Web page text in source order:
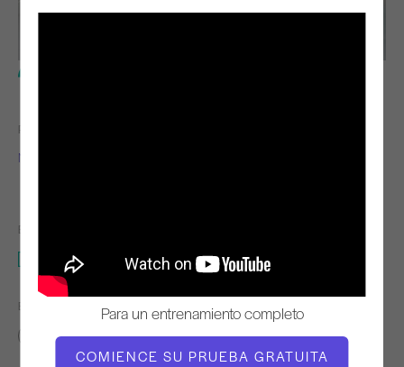
Para un entrenamiento completo
COMIENCE SU PRUEBA GRATUITA
PROFESOR
Nicole Smith
EQUIPO NECESARIO
ENCONTRAR CLASES SIMILARES PARA
Avanzado
10 - 20 min Sillón